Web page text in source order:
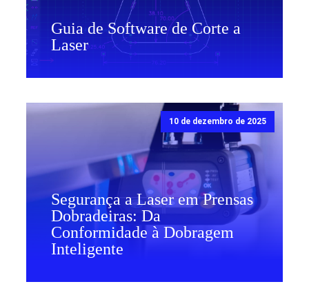
Guia de Software de Corte a
Laser
10 de dezembro de 2025
Segurança a Laser em Prensas
Dobradeiras: Da
Conformidade à Dobragem
Inteligente